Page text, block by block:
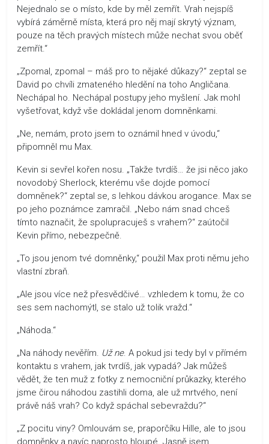
Nejednalo se o místo, kde by měl zemřít. Vrah nejspíš
vybírá záměrně místa, která pro něj mají skrytý význam,
pouze na těch pravých místech může nechat svou oběť
zemřít.“
„Zpomal, zpomal – máš pro to nějaké důkazy?“ zeptal se
David po chvíli zmateného hledění na toho Angličana.
Nechápal ho. Nechápal postupy jeho myšlení. Jak mohl
vyšetřovat, když vše dokládal jenom domněnkami.
„Ne, nemám, proto jsem to oznámil hned v úvodu,“
připomněl mu Max.
Kevin si sevřel kořen nosu. „Takže tvrdíš… že jsi něco jako
novodobý Sherlock, kterému vše dojde pomocí
domněnek?“ zeptal se, s lehkou dávkou arogance. Max se
po jeho poznámce zamračil. „Nebo nám snad chceš
tímto naznačit, že spolupracuješ s vrahem?“ zaútočil
Kevin přímo, nebezpečně.
„To jsou jenom tvé domněnky,“ použil Max proti němu jeho
vlastní zbraň.
„Ale jsou více než přesvědčivé… vzhledem k tomu, že co
ses sem nachomýtl, se stalo už tolik vražd.“
„Náhoda.“
„Na náhody nevěřím. Už ne. A pokud jsi tedy byl v přímém
kontaktu s vrahem, jak tvrdíš, jak vypadá? Jak můžeš
vědět, že ten muž z fotky z nemocniční průkazky, kterého
jsme čirou náhodou zastihli doma, ale už mrtvého, není
právě náš vrah? Co když spáchal sebevraždu?“
„Z pocitu viny? Omlouvám se, praporčíku Hille, ale to jsou
domněnky a navíc naprosto hloupé. Jasně jsem